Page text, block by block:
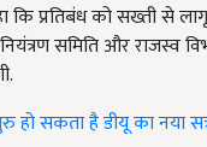
कि प्रतिबंध को सख्ती से
समिति और राजस्व
हो सकता है डीयू का नया